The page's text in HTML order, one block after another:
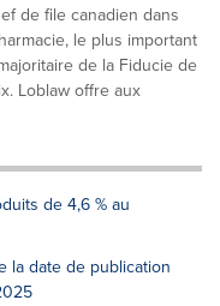
de file canadien dans
le plus important
de la Fiducie de
Loblaw offre aux
de 4,6 % au
la date de publication